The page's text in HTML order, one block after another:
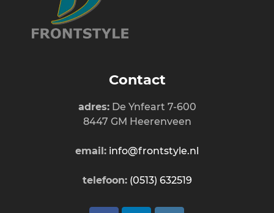
Contact
adres:De Ynfeart 7-600
8447 GM Heerenveen
email: info@frontstyle.nl
telefoon: (0513) 632519